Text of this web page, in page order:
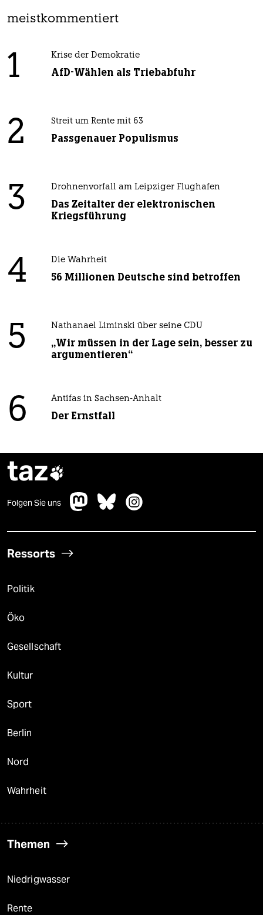
meistkommentiert
1 Krise der Demokratie
AfD-Wählen als Triebabfuhr
2 Streit um Rente mit 63
Passgenauer Populismus
3 Drohnenvorfall am Leipziger Flughafen
Das Zeitalter der elektronischen
Kriegsführung
4 Die Wahrheit
56 Millionen Deutsche sind betroffen
5 Nathanael Liminski über seine CDU
„Wir müssen in der Lage sein, besser zu
argumentieren“
6 Antifas in Sachsen-Anhalt
Der Ernstfall
taz
Folgen Sie uns
Ressorts
Politik
Öko
Gesellschaft
Kultur
Sport
Berlin
Nord
Wahrheit
Themen
Niedrigwasser
Rente